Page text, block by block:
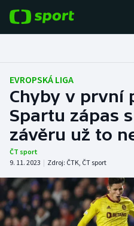
Fotbal
Hokej
Tenis
Atletika
Cyklistika
DALŠÍ SPORTY
EVROPSKÁ LIGA
Chyby v první
Spartu zápas
závěru už to
ČT sport
9. 11. 2023 | Zdroj: ČTK, ČT sport